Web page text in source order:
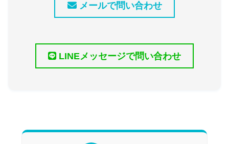
メールで問い合わせ
LINEメッセージで問い合わせ